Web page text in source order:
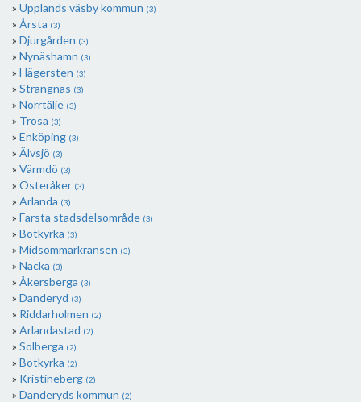
Upplands väsby kommun (3)
Årsta (3)
Djurgården (3)
Nynäshamn (3)
Hägersten (3)
Strängnäs (3)
Norrtälje (3)
Trosa (3)
Enköping (3)
Älvsjö (3)
Värmdö (3)
Österåker (3)
Arlanda (3)
Farsta stadsdelsområde (3)
Botkyrka (3)
Midsommarkransen (3)
Nacka (3)
Åkersberga (3)
Danderyd (3)
Riddarholmen (2)
Arlandastad (2)
Solberga (2)
Botkyrka (2)
Kristineberg (2)
Danderyds kommun (2)